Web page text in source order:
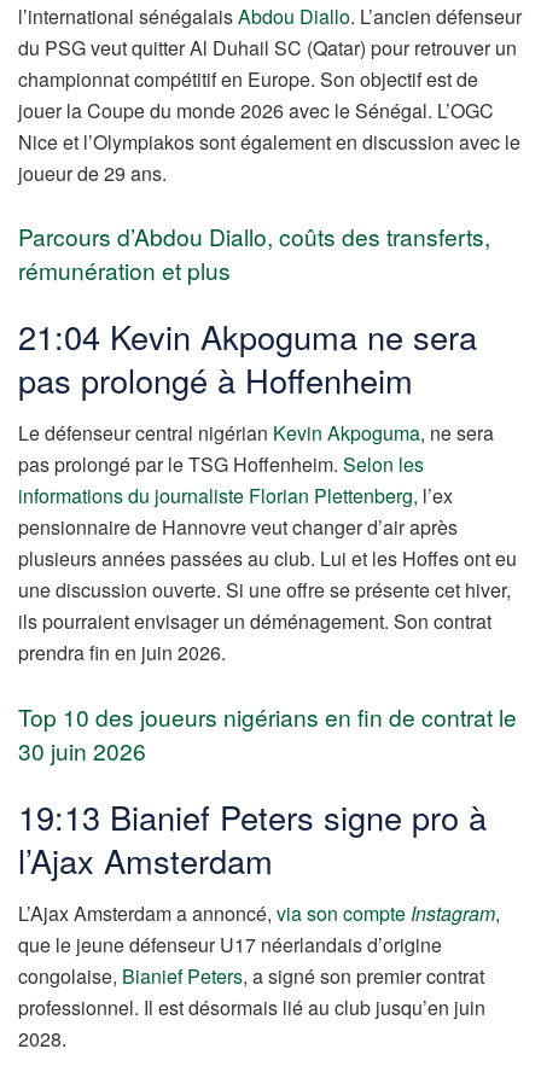
l’international sénégalaisAbdou Diallo. L’ancien défenseur
du PSG veut quitter Al Duhail SC (Qatar) pour retrouver un
championnat compétitif en Europe. Son objectif est de
jouer la Coupe du monde 2026 avec le Sénégal. L’OGC
Nice et l’Olympiakos sont également en discussion avec le
joueur de 29 ans.
Parcours d’Abdou Diallo, coûts des transferts,
rémunération et plus
21:04 Kevin Akpoguma ne sera
pas prolongé à Hoffenheim
Le défenseur central nigérian Kevin Akpoguma, ne sera
pas prolongé par le TSG Hoffenheim. Selon les
informations du journaliste Florian Plettenberg, l’ex
pensionnaire de Hannovre veut changer d’air après
plusieurs années passées au club. Lui et les Hoffes ont eu
une discussion ouverte. Si une offre se présente cet hiver,
ils pourraient envisager un déménagement. Son contrat
prendra fin en juin 2026.
Top 10 des joueurs nigérians en fin de contrat le
30 juin 2026
19:13 Bianief Peters signe pro à
l’Ajax Amsterdam
L’Ajax Amsterdam a annoncé, via son compteInstagram,
que le jeune défenseur U17 néerlandais d’origine
congolaise, Bianief Peters, a signé son premier contrat
professionnel. Il est désormais lié au club jusqu’en juin
2028.